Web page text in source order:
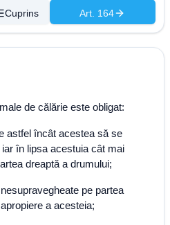
Cuprins Art. 164
de călărie este obligat:
astfel încât acestea să se
în lipsa acestuia cât mai
dreaptă a drumului;
pe partea
a acesteia;